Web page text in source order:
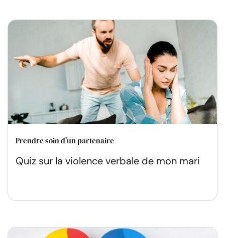
Prendre soin d'un partenaire
Quiz sur la violence verbale de mon mari